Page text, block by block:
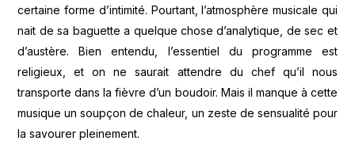
certaine forme d’intimité. Pourtant, l’atmosphère musicale qui
nait de sa baguette a quelque chose d’analytique, de sec et
d’austère. Bien entendu, l’essentiel du programme est
religieux, et on ne saurait attendre du chef qu’il nous
transporte dans la fièvre d’un boudoir. Mais il manque à cette
musique un soupçon de chaleur, un zeste de sensualité pour
la savourer pleinement.